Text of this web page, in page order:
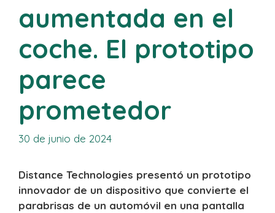
aumentada en el
coche. El prototipo
parece
prometedor
30 de junio de 2024
Distance Technologies presentó un prototipo
innovador de un dispositivo que convierte el
parabrisas de un automóvil en una pantalla